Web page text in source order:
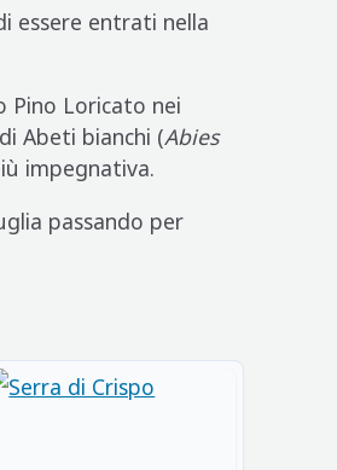
essere entrati nella
Pino Loricato nei
Abeti bianchi (Abies
impegnativa.
passando per